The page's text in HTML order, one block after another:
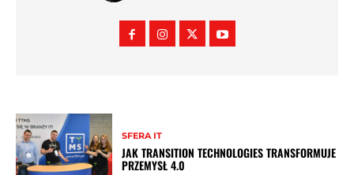
SFERA IT
JAK TRANSITION TECHNOLOGIES TRANSFORMUJE
PRZEMYSŁ 4.0